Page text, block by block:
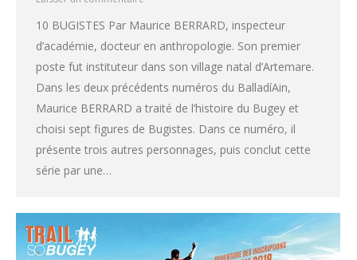
10 BUGISTES Par Maurice BERRARD, inspecteur
d’académie, docteur en anthropologie. Son premier
poste fut instituteur dans son village natal d’Artemare.
Dans les deux précédents numéros du BalladíAin,
Maurice BERRARD a traité de l’histoire du Bugey et
choisi sept figures de Bugistes. Dans ce numéro, il
présente trois autres personnages, puis conclut cette
série par une…